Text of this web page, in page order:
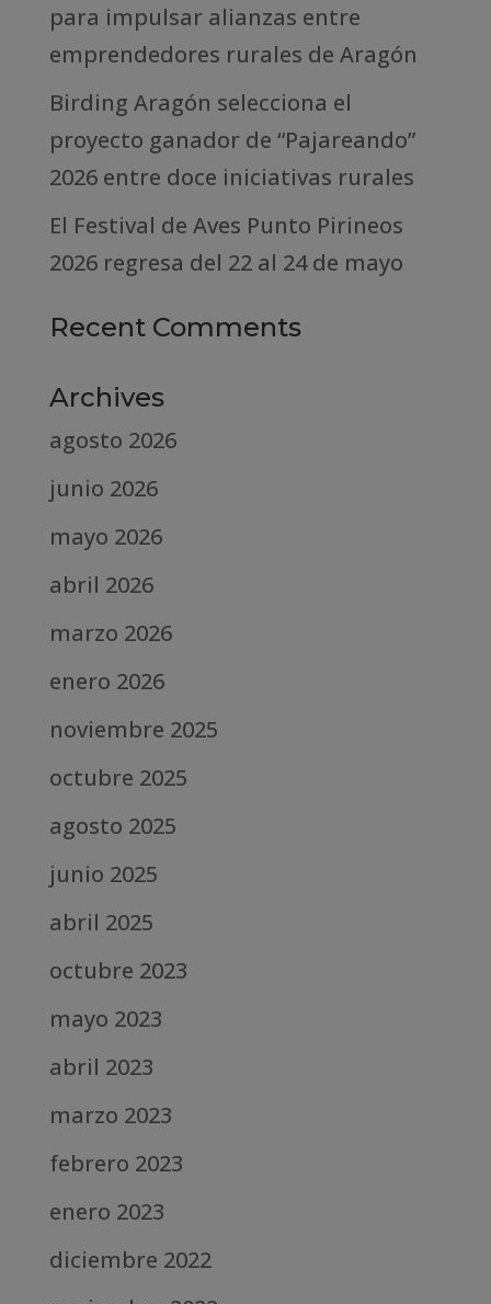
para impulsar alianzas entre
emprendedores rurales de Aragón
Birding Aragón selecciona el
proyecto ganador de “Pajareando”
2026 entre doce iniciativas rurales
El Festival de Aves Punto Pirineos
2026 regresa del 22 al 24 de mayo
Recent Comments
Archives
agosto 2026
junio 2026
mayo 2026
abril 2026
marzo 2026
enero 2026
noviembre 2025
octubre 2025
agosto 2025
junio 2025
abril 2025
octubre 2023
mayo 2023
abril 2023
marzo 2023
febrero 2023
enero 2023
diciembre 2022